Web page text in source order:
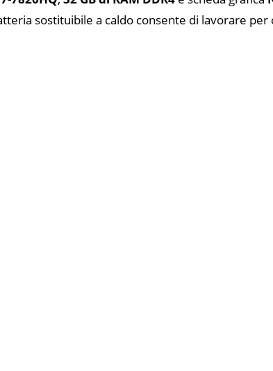
sostituibile a caldo consente di lavorare